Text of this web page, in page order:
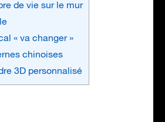
de vie sur le mur
« va changer »
chinoises
3D personnalisé